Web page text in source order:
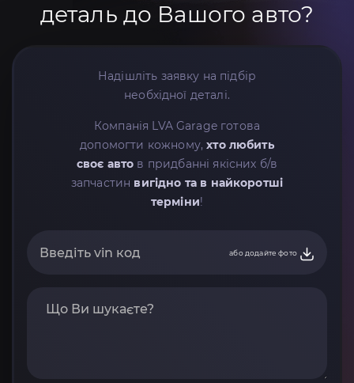
деталь до Вашого авто?
Надішліть заявку на підбір
необхідної деталі.
Компанія LVA Garage готова
допомогти кожному,хто любить
своє авто в придбанні якісних б/в
запчастин вигідно та в найкоротші
терміни!
або додайте фото